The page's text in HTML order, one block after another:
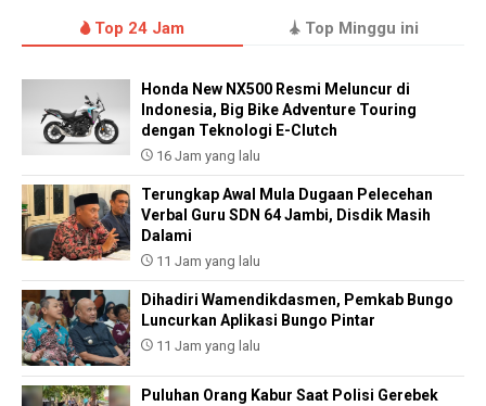
Top 24 Jam Top Minggu ini
Honda New NX500 Resmi Meluncur di
Indonesia, Big Bike Adventure Touring
dengan Teknologi E-Clutch
16 Jam yang lalu
Terungkap Awal Mula Dugaan Pelecehan
Verbal Guru SDN 64 Jambi, Disdik Masih
Dalami
11 Jam yang lalu
Dihadiri Wamendikdasmen, Pemkab Bungo
Luncurkan Aplikasi Bungo Pintar
11 Jam yang lalu
Puluhan Orang Kabur Saat Polisi Gerebek